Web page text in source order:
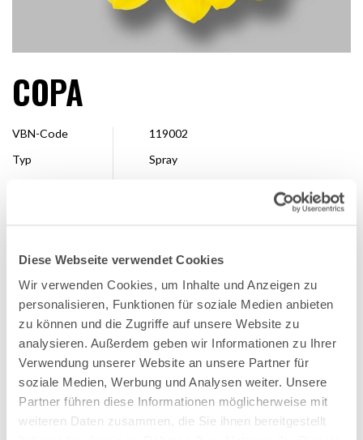
Diese Webseite verwendet Cookies
Wir verwenden Cookies, um Inhalte und Anzeigen zu
personalisieren, Funktionen für soziale Medien anbieten
zu können und die Zugriffe auf unsere Website zu
analysieren. Außerdem geben wir Informationen zu Ihrer
Verwendung unserer Website an unsere Partner für
soziale Medien, Werbung und Analysen weiter. Unsere
Partner führen diese Informationen möglicherweise mit
weiteren Daten zusammen, die Sie ihnen bereitgestellt
COPA
VBN-Code
119002
Typ
Spray
Veredler
Deliflor Chrysanten
Erhältlich
Ganze Saison
FAVORITE